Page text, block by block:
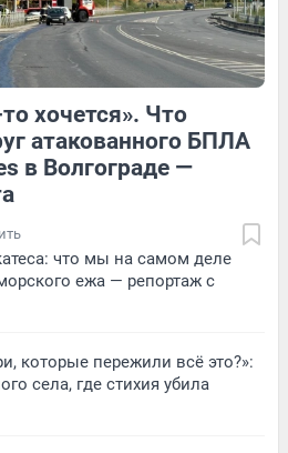
хочется». Что
атакованного БПЛА
в Волгограде —
что мы на самом деле
ежа — репортаж с
которые пережили всё это?»:
села, где стихия убила